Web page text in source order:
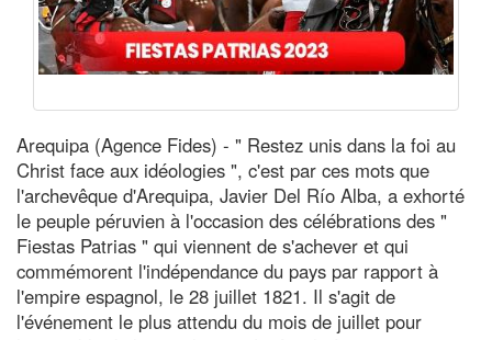
Arequipa (Agence Fides) - " Restez unis dans la foi au
Christ face aux idéologies ", c'est par ces mots que
l'archevêque d'Arequipa, Javier Del Río Alba, a exhorté
le peuple péruvien à l'occasion des célébrations des "
Fiestas Patrias " qui viennent de s'achever et qui
commémorent l'indépendance du pays par rapport à
l'empire espagnol, le 28 juillet 1821. Il s'agit de
l'événement le plus attendu du mois de juillet pour